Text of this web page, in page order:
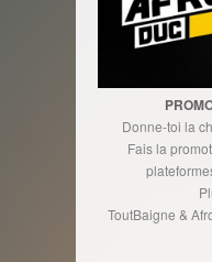
Donne-toi la
Fais la
ToutBaigne &